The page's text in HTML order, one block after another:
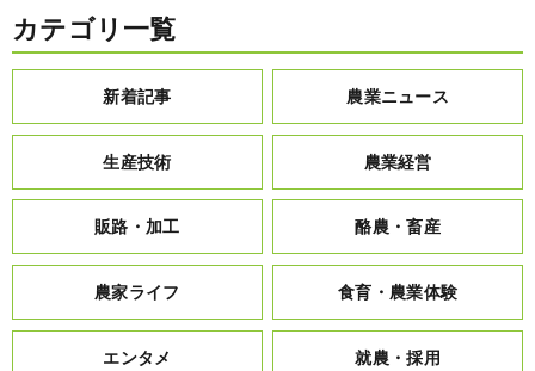
カテゴリ一覧
新着記事 農業ニュース
生産技術 農業経営
販路・加工 酪農・畜産
農家ライフ 食育・農業体験
エンタメ 就農・採用